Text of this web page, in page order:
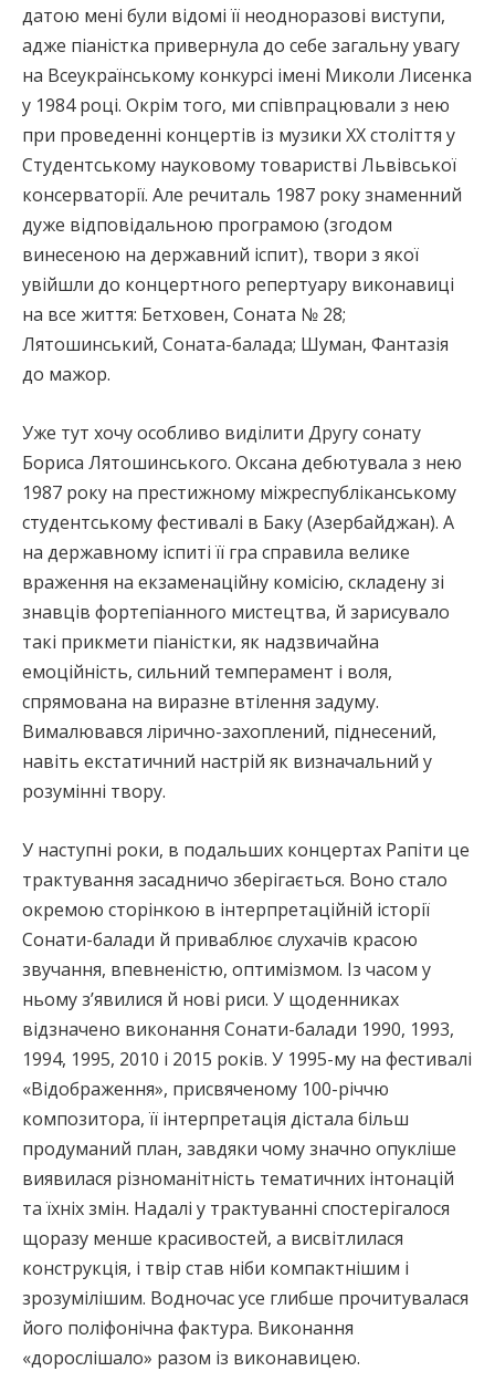
датою мені були відомі її неодноразові виступи,
адже піаністка привернула до себе загальну увагу
на Всеукраїнському конкурсі імені Миколи Лисенка
у 1984 році. Окрім того, ми співпрацювали з нею
при проведенні концертів із музики ХХ століття у
Студентському науковому товаристві Львівської
консерваторії. Але речиталь 1987 року знаменний
дуже відповідальною програмою (згодом
винесеною на державний іспит), твори з якої
увійшли до концертного репертуару виконавиці
на все життя: Бетховен, Соната № 28;
Лятошинський, Соната-балада; Шуман, Фантазія
до мажор.
Уже тут хочу особливо виділити Другу сонату
Бориса Лятошинського. Оксана дебютувала з нею
1987 року на престижному міжреспубліканському
студентському фестивалі в Баку (Азербайджан). А
на державному іспиті її гра справила велике
враження на екзаменаційну комісію, складену зі
знавців фортепіанного мистецтва, й зарисувало
такі прикмети піаністки, як надзвичайна
емоційність, сильний темперамент і воля,
спрямована на виразне втілення задуму.
Вималювався лірично-захоплений, піднесений,
навіть екстатичний настрій як визначальний у
розумінні твору.
У наступні роки, в подальших концертах Рапіти це
трактування засадничо зберігається. Воно стало
окремою сторінкою в інтерпретаційній історії
Сонати-балади й приваблює слухачів красою
звучання, впевненістю, оптимізмом. Із часом у
ньому з’явилися й нові риси. У щоденниках
відзначено виконання Сонати-балади 1990, 1993,
1994, 1995, 2010 і 2015 років. У 1995-му на фестивалі
«Відображення», присвяченому 100-річчю
композитора, її інтерпретація дістала більш
продуманий план, завдяки чому значно опукліше
виявилася різноманітність тематичних інтонацій
та їхніх змін. Надалі у трактуванні спостерігалося
щоразу менше красивостей, а висвітлилася
конструкція, і твір став ніби компактнішим і
зрозумілішим. Водночас усе глибше прочитувалася
його поліфонічна фактура. Виконання
«дорослішало» разом із виконавицею.